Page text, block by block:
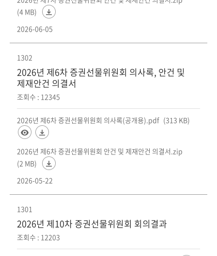
(4 MB)
2026-06-05
1302
2026년 제6차 증권선물위원회 의사록, 안건 및
제재안건 의결서
조회수 : 12345
2026년 제6차 증권선물위원회 의사록(공개용).pdf (313 KB)
2026년 제6차 증권선물위원회 안건 및 제재안건 의결서.zip
(2 MB)
2026-05-22
1301
2026년 제10차 증권선물위원회 회의결과
조회수 : 12203